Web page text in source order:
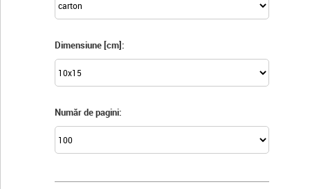
Dimensiune [cm]:
Număr de pagini: